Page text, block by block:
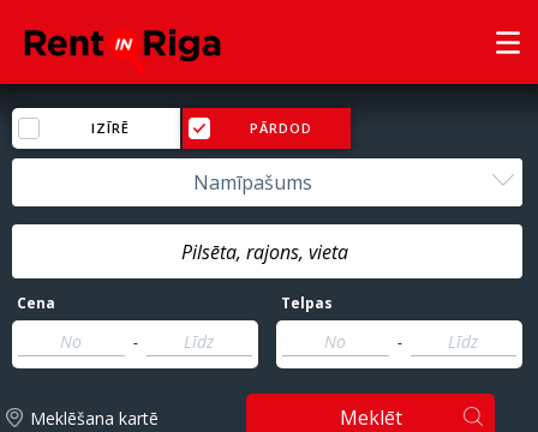
IZĪRĒ PĀRDOD
Namīpašums
Cena
-
Telpas
-
Meklēšana kartē Meklēt